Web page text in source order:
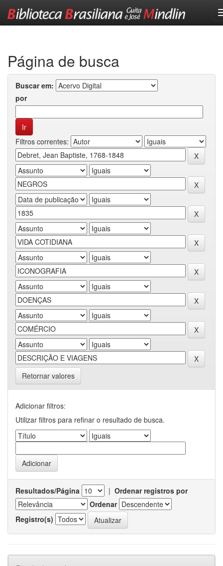
Página de busca
Buscar em:
por
Filtros correntes:
Retornar valores
Adicionar filtros:
Utilizar filtros para refinar o resultado de busca.
Resultados/Página | Ordenar registros por
Ordenar
Registro(s)